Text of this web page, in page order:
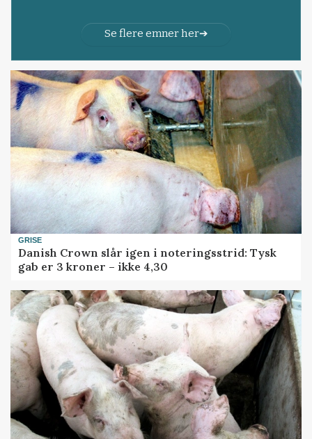
Se flere emner her
GRISE
Danish Crown slår igen i noteringsstrid: Tysk
gab er 3 kroner – ikke 4,30